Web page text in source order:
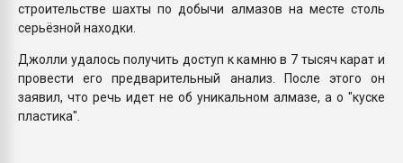
строительстве шахты по добычи алмазов на месте столь
серьёзной находки.
Джолли удалось получить доступ к камню в 7 тысяч карат и
провести его предварительный анализ. После этого он
заявил, что речь идет не об уникальном алмазе, а о "куске
пластика".